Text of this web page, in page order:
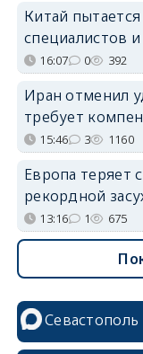
Китай
специалистов
16:07 0 392
Иран отменил
требует
15:46 3 1160
Европа теряет
рекордной
13:16 1 675
Севастополь